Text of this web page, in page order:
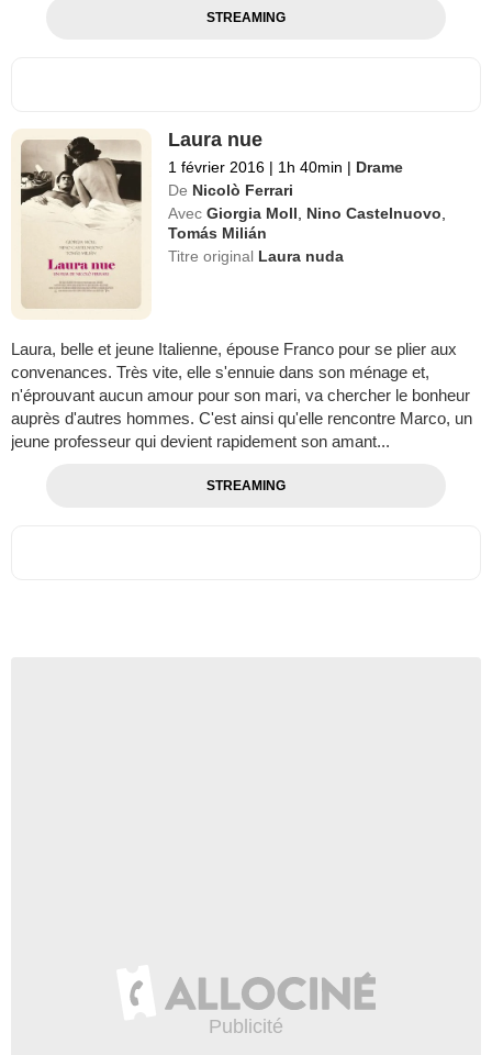
STREAMING
Laura nue
1 février 2016 | 1h 40min | Drame
De Nicolò Ferrari
Avec Giorgia Moll Nino Castelnuovo
Tomás Milián
Titre original Laura nuda
Laura, belle et jeune Italienne, épouse Franco pour se plier aux
convenances. Très vite, elle s'ennuie dans son ménage et,
n'éprouvant aucun amour pour son mari, va chercher le bonheur
auprès d'autres hommes. C'est ainsi qu'elle rencontre Marco, un
jeune professeur qui devient rapidement son amant...
STREAMING